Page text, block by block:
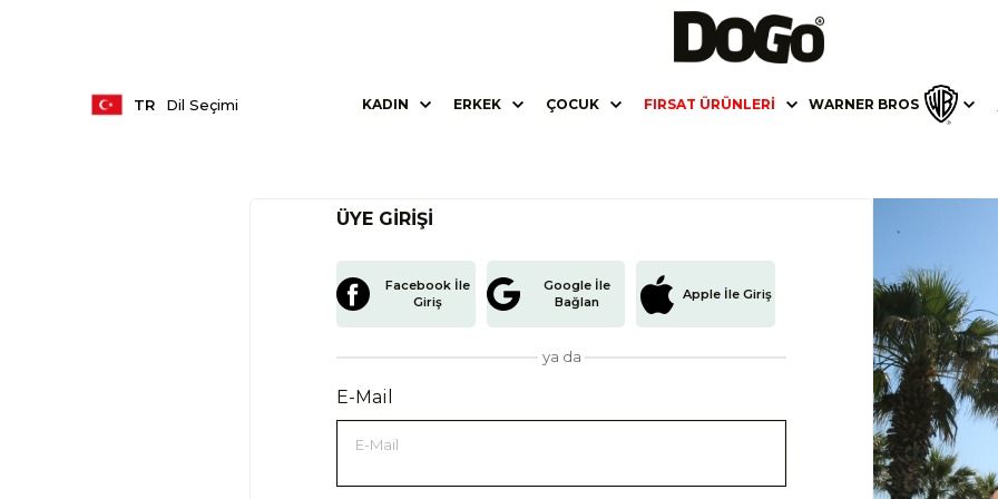
TR Dil Seçimi KADIN ERKEK ÇOCUK FIRSAT ÜRÜNLERI WARNER BROS
ÜYE GIRIŞI
Facebook İle
Giriş
Google İle
Bağlan
Apple İle Giriş
ya da
E-Mail
E-Mail